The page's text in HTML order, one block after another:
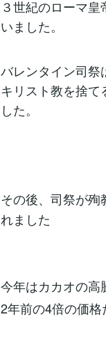
３世紀のローマ
いました。
バレンタイン司祭
キリスト教を捨て
した。
その後、司祭が殉
れました
今年はカカオの高
2年前の4倍の価格